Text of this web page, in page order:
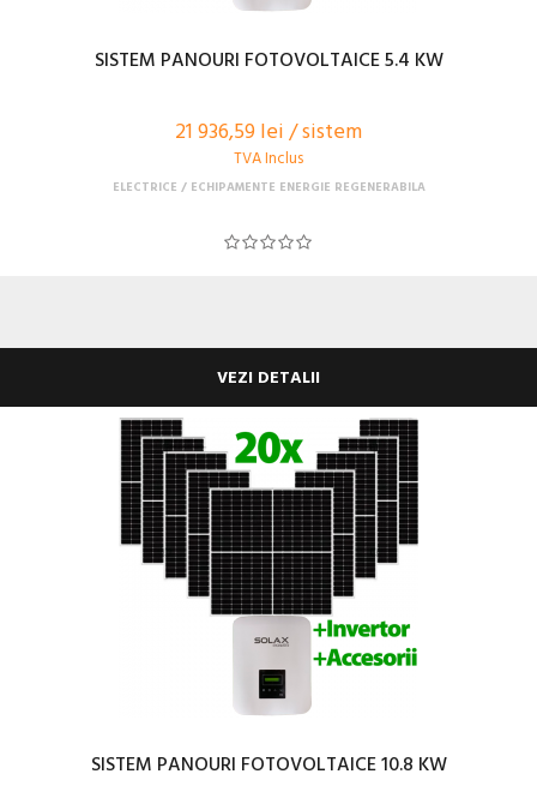
SISTEM PANOURI FOTOVOLTAICE 5.4 KW
21 936,59 lei / sistem
TVA Inclus
ELECTRICE ECHIPAMENTE ENERGIE REGENERABILA
VEZI DETALII
SISTEM PANOURI FOTOVOLTAICE 10.8 KW